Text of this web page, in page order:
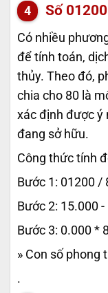
Số 01200
Có nhiều
để tính toán,
thủy. Theo đó,
chia cho 80 là
xác định được ý
đang sở hữu.
Công thức tính
Bước 1: 01200 /
Bước 2: 15.000
Bước 3: 0.000 *
» Con số phong
.